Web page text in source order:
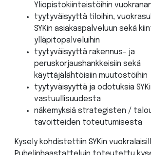
Yliopistokiinteistöihin
tyytyväisyyttä tiloihin,
SYKin asiakaspalveluun sekä
ylläpitopalveluihin​
tyytyväisyyttä rakennus- ja
peruskorjaushankkeisiin sekä
käyttäjälähtöisiin muutostöihin
tyytyväisyyttä ja odotuksia
vastuullisuudesta ​
näkemyksiä strategisten /
tavoitteiden toteutumisesta
Kysely kohdistettiin SYKin